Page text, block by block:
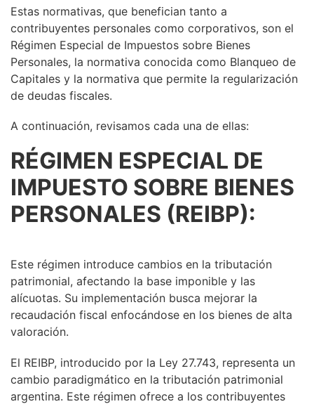
Estas normativas, que benefician tanto a
contribuyentes personales como corporativos, son el
Régimen Especial de Impuestos sobre Bienes
Personales, la normativa conocida como Blanqueo de
Capitales y la normativa que permite la regularización
de deudas fiscales.
A continuación, revisamos cada una de ellas:
RÉGIMEN ESPECIAL DE
IMPUESTO SOBRE BIENES
PERSONALES (REIBP):
Este régimen introduce cambios en la tributación
patrimonial, afectando la base imponible y las
alícuotas. Su implementación busca mejorar la
recaudación fiscal enfocándose en los bienes de alta
valoración.
El REIBP, introducido por la Ley 27.743, representa un
cambio paradigmático en la tributación patrimonial
argentina. Este régimen ofrece a los contribuyentes